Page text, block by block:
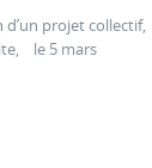
projet collectif,
le 5 mars